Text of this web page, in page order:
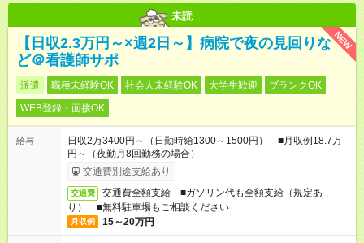
未読
NEW
【日収2.3万円～×週2日～】病院で夜の見回りな
ど＠看護師サポ
派遣 職種未経験OK 社会人未経験OK 大学生歓迎
ブランクOK
WEB登録・面接OK
給与
日収2万3400円～（日勤時給1300～1500円） ■月収例18.7万
円～（夜勤月8回勤務の場合）
交通費別途支給あり
交通費
交通費全額支給 ■ガソリン代も全額支給（規定あ
り） ■無料駐車場もご相談ください
月収例 15～20万円